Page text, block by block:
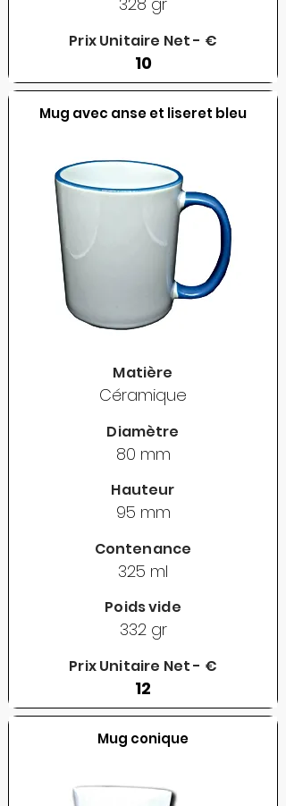
Prix Unitaire Net - €
10
Mug avec anse et liseret bleu
Matière
Céramique
Diamètre
80 mm
Hauteur
95 mm
Contenance
325 ml
Poids vide
332 gr
Prix Unitaire Net - €
12
Mug conique